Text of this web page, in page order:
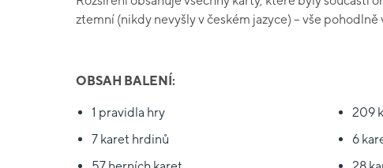
ztemní (nikdy nevyšly v českém jazyce) – vše
OBSAH BALENÍ:
1 pravidla hry
7 karet hrdinů
209
6